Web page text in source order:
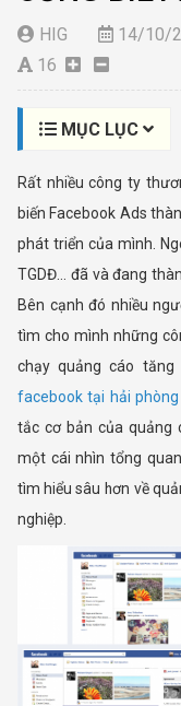
HIG 14/10/
16
MỤC LỤC
Rất nhiều công ty
biến Facebook Ads
phát triển của mình.
TGDĐ… đã và đang
Bên cạnh đó nhiều
tìm cho mình những
chạy quảng cáo
facebook tại hải phòng
tắc cơ bản của quảng
một cái nhìn tổng
tìm hiểu sâu hơn về
nghiệp.